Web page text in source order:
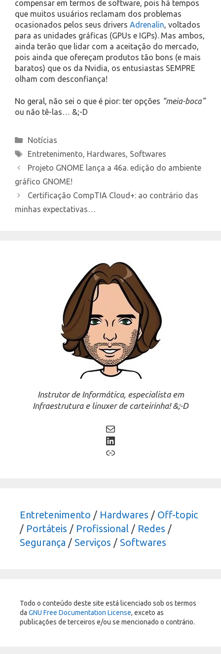
compensar em termos de software, pois há tempos
que muitos usuários reclamam dos problemas
ocasionados pelos seus drivers Adrenalin, voltados
para as unidades gráficas (GPUs e IGPs). Mas ambos,
ainda terão que lidar com a aceitação do mercado,
pois ainda que ofereçam produtos tão bons (e mais
baratos) que os da Nvidia, os entusiastas SEMPRE
olham com desconfiança!
No geral, não sei o que é pior: ter opções “meia-boca”
ou não tê-las… &;-D
Categories
Notícias
Tags
Entretenimento, Hardwares, Softwares
Projeto GNOME lança a 46a. edição do ambiente
gráfico GNOME!
Certificação CompTIA Cloud+: ao contrário das
minhas expectativas…
Instrutor de Informática, especialista em
Infraestrutura e linuxer de carteirinha! &;-D
Mail
LinkedIn
Link
Entretenimento / Hardwares / Off-topic
/ Portáteis / Profissional / Redes /
Segurança / Serviços / Softwares
Todo o conteúdo deste site está licenciado sob os termos
da GNU Free Documentation License, exceto as
publicações de terceiros e/ou se mencionado o contrário.